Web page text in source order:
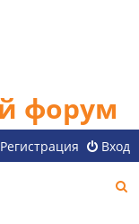
форум
Вход
Регистрация